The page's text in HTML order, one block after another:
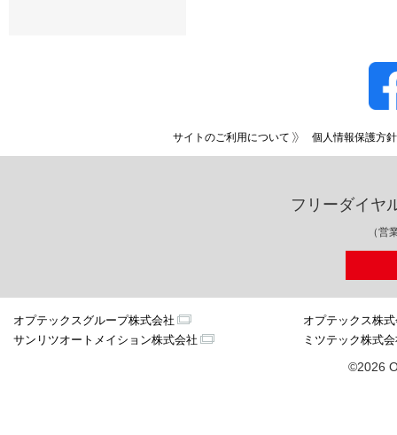
サイトのご利用について 個人情報保護方針
フリーダイヤ
（営
オプテックスグループ株式会社
オプテックス株
サンリツオートメイション株式会社
ミツテック株式
©2026